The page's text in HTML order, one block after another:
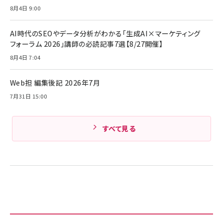
Amazonランキングをもっと見る
Anker PowerLine III Flow USB-C & USB-C
ケーブル Anker絡まないケーブル 240W 結束バン
ド付き USB PD対応 シリコン素材採用 iPhone
17 / 16 / 15 / Galaxy iPad Pro MacBook
Amazonランキングをもっと見る
キャンペーン】
￥4,857
8月4日 9:00
AI時代のSEOやデータ分析がわかる「生成AI×マーケティング
フォーラム 2026」講師の必読記事7選【8/27開催】
8月4日 7:04
Web担 編集後記 2026年7月
7月31日 15:00
すべて見る